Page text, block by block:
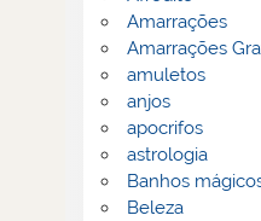
Amarrações
Amarrações
amuletos
anjos
apocrifos
astrologia
Banhos
Beleza